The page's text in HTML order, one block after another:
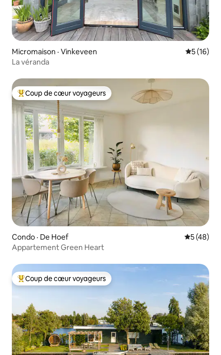
Micromaison · Vinkeveen Note
5 (16)
La véranda
Coup de cœur voyageurs parmi les plus aimés
Coup de cœur voyageurs
Condo · De Hoef Note
5 (48)
Appartement Green Heart
Coup de cœur voyageurs parmi les plus aimés
Coup de cœur voyageurs